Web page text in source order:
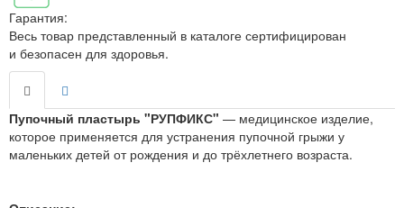
Гарантия:
Весь товар представленный в каталоге сертифицирован
и безопасен для здоровья.
Пупочный пластырь "РУПФИКС" — медицинское изделие,
которое применяется для устранения пупочной грыжи у
маленьких детей от рождения и до трёхлетнего возраста.